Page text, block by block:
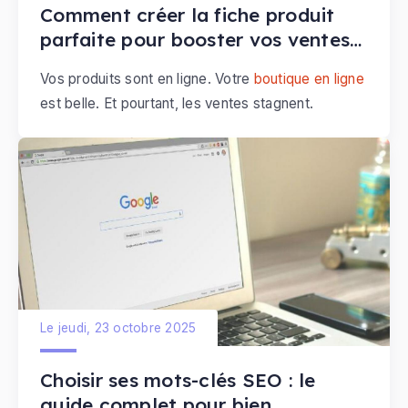
Comment créer la fiche produit
parfaite pour booster vos ventes
Vos produits sont en ligne. Votre boutique en ligne
est belle. Et pourtant, les ventes stagnent.
Choisir ses mots-clés SEO : le
Le jeudi, 23 octobre 2025